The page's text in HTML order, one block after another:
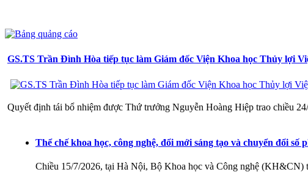
GS.TS Trần Đình Hòa tiếp tục làm Giám đốc Viện Khoa học Thủy lợi
Quyết định tái bổ nhiệm được Thứ trưởng Nguyễn Hoàng Hiệp trao chiều
Thể chế khoa học, công nghệ, đổi mới sáng tạo và chuyển đổi
Chiều 15/7/2026, tại Hà Nội, Bộ Khoa học và Công nghệ